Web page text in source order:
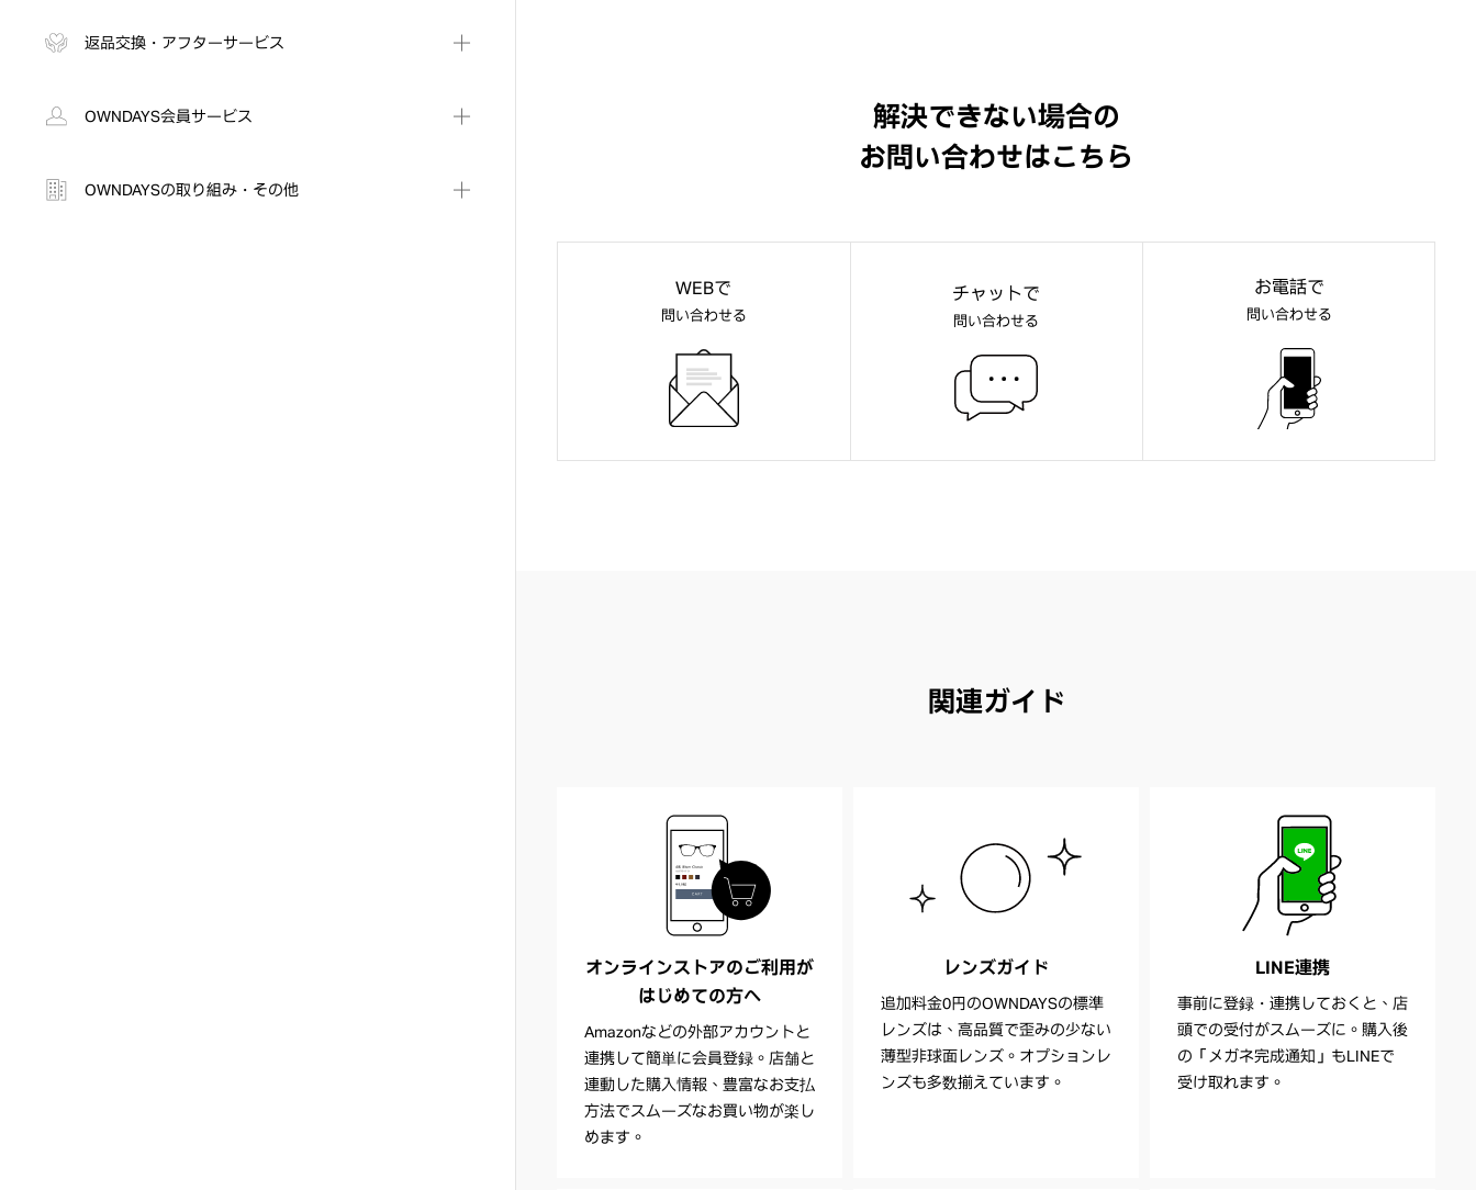
返品交換・アフターサービス
OWNDAYS会員サービス
OWNDAYSの取り組み・その他
解決できない場合の
お問い合わせはこちら
WEBで
問い合わせる
チャットで
問い合わせる
お電話で
問い合わせる
関連ガイド
オンラインストアのご利用が
はじめての方へ
Amazonなどの外部アカウントと
連携して簡単に会員登録。店舗と
連動した購入情報、豊富なお支払
方法でスムーズなお買い物が楽し
めます。
レンズガイド
追加料金0円のOWNDAYSの標準
レンズは、高品質で歪みの少ない
薄型非球面レンズ。オプションレ
ンズも多数揃えています。
LINE連携
事前に登録・連携しておくと、店
頭での受付がスムーズに。購入後
の「メガネ完成通知」もLINEで
受け取れます。